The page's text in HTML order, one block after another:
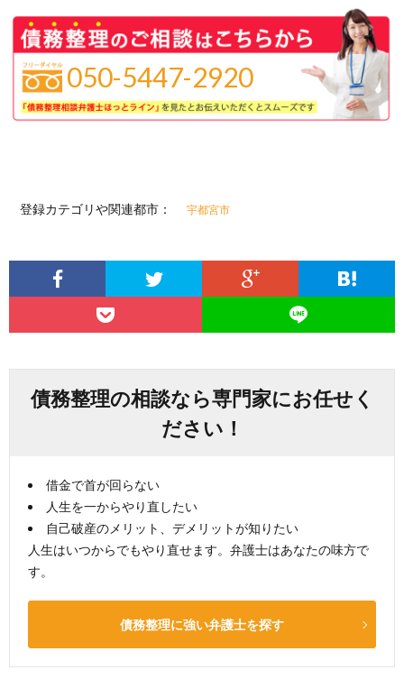
050-5447-2920
登録カテゴリや関連都市： 宇都宮市
債務整理の相談なら専門家にお任せく
ださい！
借金で首が回らない
人生を一からやり直したい
自己破産のメリット、デメリットが知りたい
人生はいつからでもやり直せます。弁護士はあなたの味方で
す。
債務整理に強い弁護士を探す